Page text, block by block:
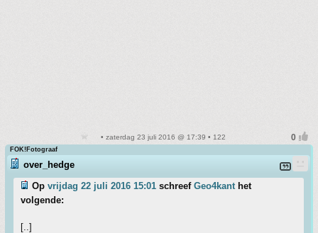
• zaterdag 23 juli 2016 @ 17:39 • 122
FOK!Fotograaf
over_hedge
Op vrijdag 22 juli 2016 15:01 schreef Geo4kant het
volgende:
[..]